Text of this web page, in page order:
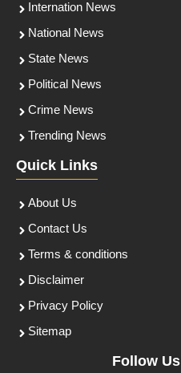
Internation News
National News
State News
Political News
Crime News
Trending News
Quick Links
About Us
Contact Us
Terms & conditions
Disclaimer
Privacy Policy
Sitemap
Follow Us